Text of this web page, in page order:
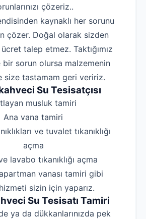
çözeriz..
kaynaklı her sorunu
çözer. Doğal olarak sizden
talep etmez. Taktığımız
bir sorun olursa malzemenin
size tastamam geri veririz.
Su Tesisatçısı
musluk tamiri
‌Ana vana tamiri
ve tuvalet tıkanıklığı
açma
lavabo tıkanıklığı açma
vanası tamiri gibi
sizin için yaparız.
Su Tesisatı Tamiri
ya da dükkanlarınızda pek